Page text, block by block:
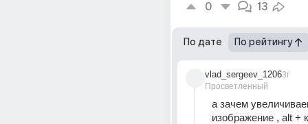
0 13
По дате По рейтингу
vlad_sergeev_1206
Просветленный
3г
а зачем
изображение , alt +